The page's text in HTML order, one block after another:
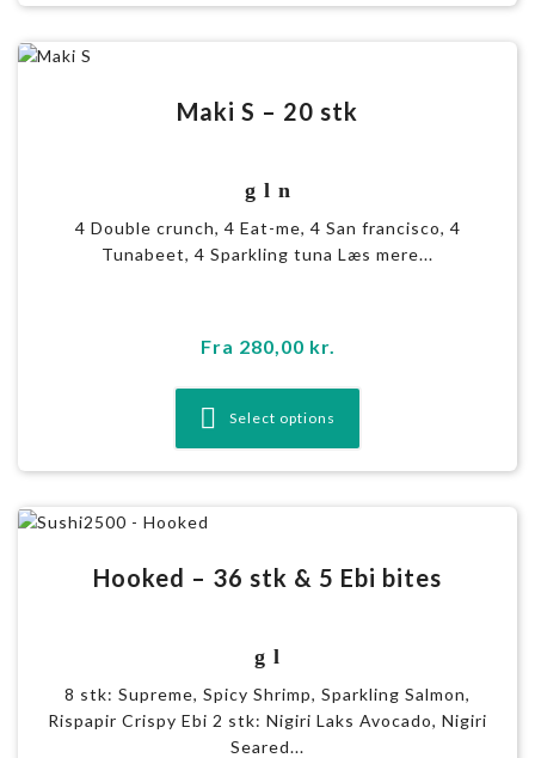
Maki S – 20 stk
g l n
4 Double crunch, 4 Eat-me, 4 San francisco, 4
Tunabeet, 4 Sparkling tuna Læs mere...
Fra 280,00 kr.
Select options
Hooked – 36 stk & 5 Ebi bites
g l
8 stk: Supreme, Spicy Shrimp, Sparkling Salmon,
Rispapir Crispy Ebi 2 stk: Nigiri Laks Avocado, Nigiri
Seared...